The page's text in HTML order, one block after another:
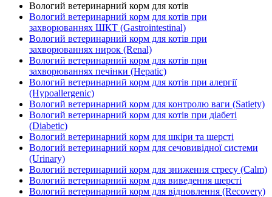
Вологий ветеринарний корм для котів
Вологий ветеринарний корм для котів при
захворюваннях ШКТ (Gastrointestinal)
Вологий ветеринарний корм для котів при
захворюваннях нирок (Renal)
Вологий ветеринарний корм для котів при
захворюваннях печінки (Hepatic)
Вологий ветеринарний корм для котів при алергії
(Hypoallergenic)
Вологий ветеринарний корм для контролю ваги (Satiety)
Вологий ветеринарний корм для котів при діабеті
(Diabetic)
Вологий ветеринарний корм для шкіри та шерсті
Вологий ветеринарний корм для сечовивідної системи
(Urinary)
Вологий ветеринарний корм для зниження стресу (Calm)
Вологий ветеринарний корм для виведення шерсті
Вологий ветеринарний корм для відновлення (Recovery)